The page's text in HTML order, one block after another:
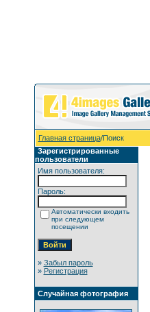
Главная страница/Поиск
Зарегистрированные
пользователи
Имя пользователя:
Пароль:
Автоматически входить
при следующем
посещении
» Забыл пароль
» Регистрация
Случайная фотография